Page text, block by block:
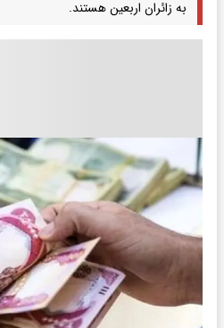
به زائران اربعین هستند.